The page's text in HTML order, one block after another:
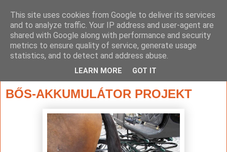
BŐS-AKKUMULÁTOR PROJEKT
This site uses cookies from Google to deliver its services
and to analyze traffic. Your IP address and user-agent are
shared with Google along with performance and security
metrics to ensure quality of service, generate usage
statistics, and to detect and address abuse.
LEARN MORE GOT IT